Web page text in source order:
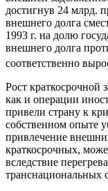
достигнув 24 млрд.
внешнего долга
1993 г. на долю
внешнего долга
соответственно
Рост краткосрочной
как и операции
привели страну к
собственном опыте
привлечение
краткосрочных,
вследствие
транснациональных